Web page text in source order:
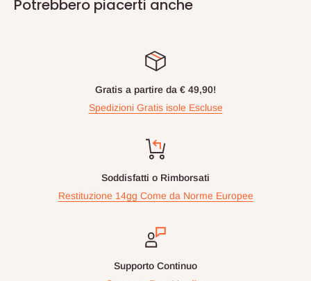
Potrebbero piacerti anche
Gratis a partire da € 49,90!
Spedizioni Gratis isole Escluse
Soddisfatti o Rimborsati
Restituzione 14gg Come da Norme Europee
Supporto Continuo